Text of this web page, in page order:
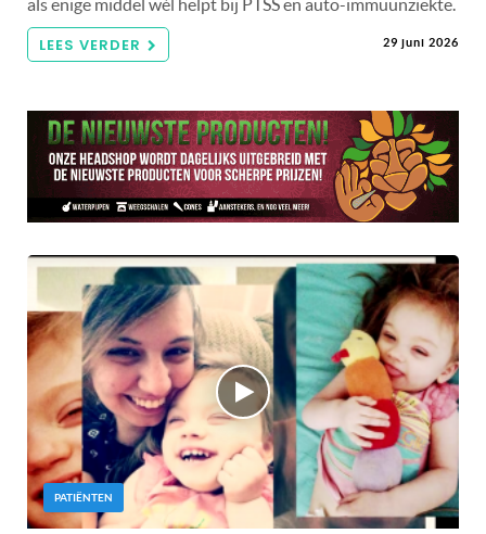
als enige middel wél helpt bij PTSS en auto-immuunziekte.
LEES VERDER 29 juni 2026
PATIËNTEN